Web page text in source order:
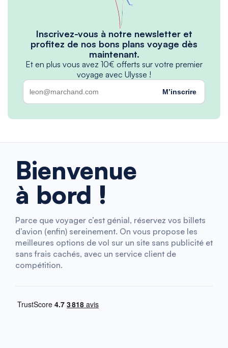
Inscrivez-vous à notre newsletter et
profitez de nos bons plans voyage dès
maintenant.
Et en plus vous avez 10€ offerts sur votre premier
voyage avec Ulysse !
M’inscrire
Bienvenue
à bord !
Parce que voyager c’est génial, réservez vos billets
d’avion (enfin) sereinement. On vous propose les
meilleures options de vol sur un site sans publicité et
sans frais cachés, avec un service client de
compétition.